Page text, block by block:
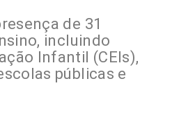
de 31
incluindo
Infantil (CEIs),
públicas e